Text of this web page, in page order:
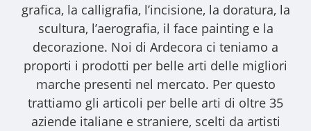
grafica, la calligrafia, l’incisione, la doratura, la
scultura, l’aerografia, il face painting e la
decorazione. Noi di Ardecora ci teniamo a
proporti i prodotti per belle arti delle migliori
marche presenti nel mercato. Per questo
trattiamo gli articoli per belle arti di oltre 35
aziende italiane e straniere, scelti da artisti